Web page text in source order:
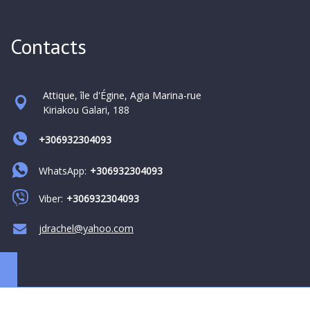
Contacts
Attique, île d'Égine, Agia Marina-rue
Kiriakou Galari, 188
+306932304093
WhatsApp: +306932304093
Viber: +306932304093
jdrachel@yahoo.com